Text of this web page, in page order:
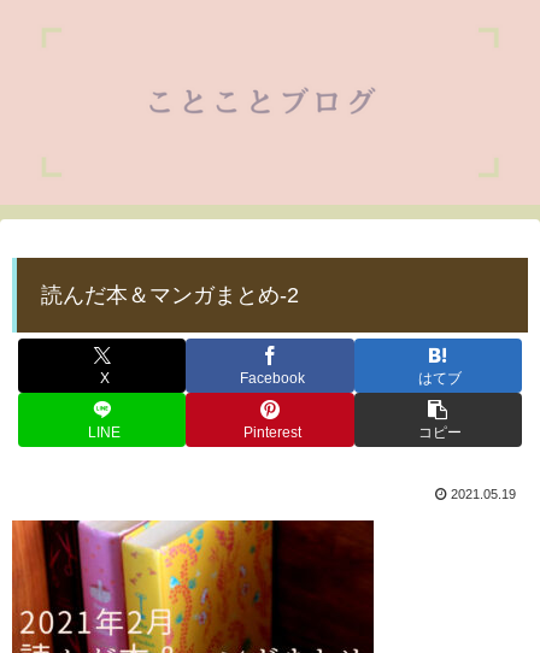
読んだ本＆マンガまとめ-2
X Facebook はてブ
LINE Pinterest コピー
2021.05.19